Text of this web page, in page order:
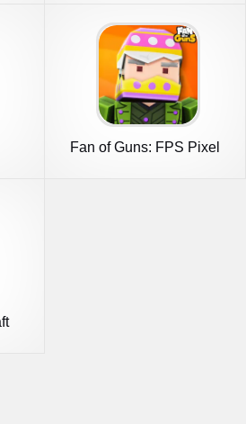
Fan of Guns: FPS Pixel